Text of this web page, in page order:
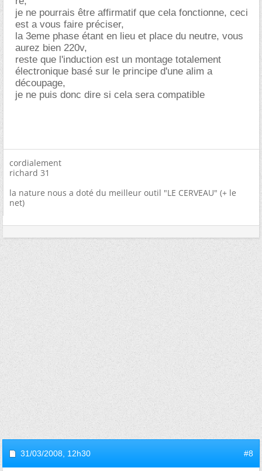
je ne pourrais être affirmatif que cela fonctionne, ceci
est a vous faire préciser,
la 3eme phase étant en lieu et place du neutre, vous
aurez bien 220v,
reste que l'induction est un montage totalement
électronique basé sur le principe d'une alim a
découpage,
je ne puis donc dire si cela sera compatible
cordialement
richard 31
la nature nous a doté du meilleur outil "LE CERVEAU" (+ le
net)
31/03/2008, 12h30 #8